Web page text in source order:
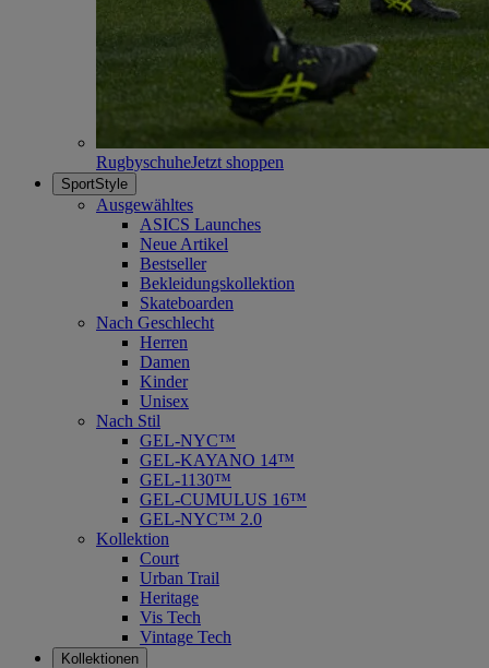
RugbyschuheJetzt shoppen
SportStyle
Ausgewähltes
ASICS Launches
Neue Artikel
Bestseller
Bekleidungskollektion
Skateboarden
Nach Geschlecht
Herren
Damen
Kinder
Unisex
Nach Stil
GEL-NYC™
GEL-KAYANO 14™
GEL-1130™
GEL-CUMULUS 16™
GEL-NYC™ 2.0
Kollektion
Court
Urban Trail
Heritage
Vis Tech
Vintage Tech
Kollektionen